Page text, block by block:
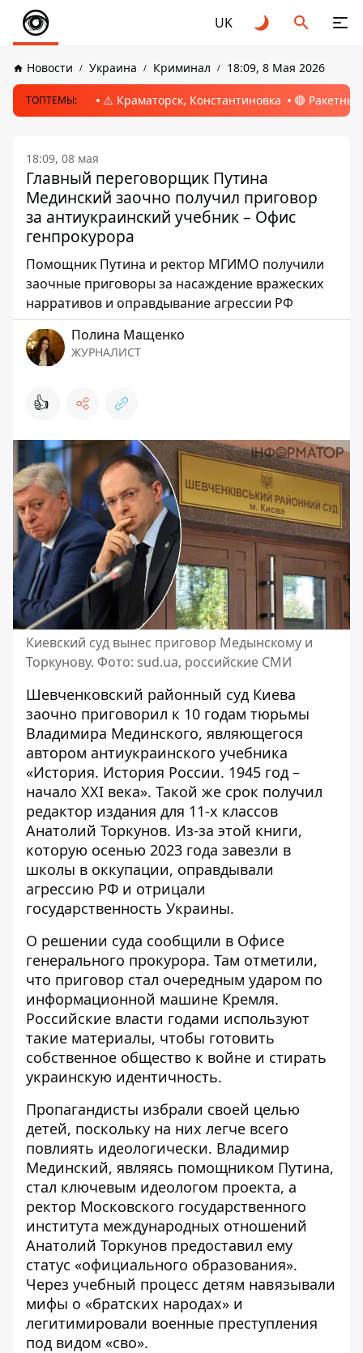
UK
Новости Украина Криминал 18:09, 8 Мая 2026
ТОПТЕМЫ: ⚠️ Краматорск, Константиновка 🔴
18:09, 08 мая
Главный переговорщик Путина
Мединский заочно получил приговор
за антиукраинский учебник – Офис
генпрокурора
Помощник Путина и ректор МГИМО получили
заочные приговоры за насаждение вражеских
нарративов и оправдывание агрессии РФ
Полина Мащенко
ЖУРНАЛИСТ
👍
Киевский суд вынес приговор Медынскому и
Торкунову. Фото: sud.ua, российские СМИ
Шевченковский районный суд Киева
заочно приговорил к 10 годам тюрьмы
Владимира Мединского, являющегося
автором антиукраинского учебника
«История. История России. 1945 год –
начало XXI века». Такой же срок получил
редактор издания для 11-х классов
Анатолий Торкунов. Из-за этой книги,
которую осенью 2023 года завезли в
школы в оккупации, оправдывали
агрессию РФ и отрицали
государственность Украины.
О решении суда сообщили в Офисе
генерального прокурора. Там отметили,
что приговор стал очередным ударом по
информационной машине Кремля.
Российские власти годами используют
такие материалы, чтобы готовить
собственное общество к войне и стирать
украинскую идентичность.
Пропагандисты избрали своей целью
детей, поскольку на них легче всего
повлиять идеологически. Владимир
Мединский, являясь помощником Путина,
стал ключевым идеологом проекта, а
ректор Московского государственного
института международных отношений
Анатолий Торкунов предоставил ему
статус «официального образования».
Через учебный процесс детям навязывали
мифы о «братских народах» и
легитимировали военные преступления
под видом «сво».